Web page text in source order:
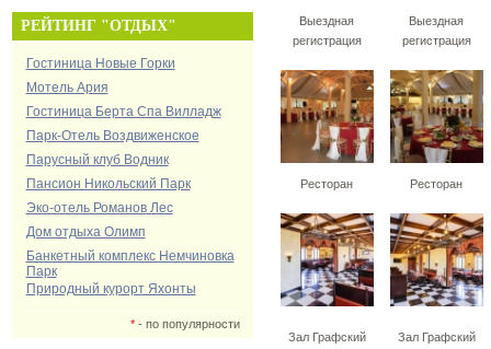
РЕЙТИНГ "ОТДЫХ"
Гостиница Новые Горки
Мотель Ария
Гостиница Берта Спа Вилладж
Парк-Отель Воздвиженское
Парусный клуб Водник
Пансион Никольский Парк
Эко-отель Романов Лес
Дом отдыха Олимп
Банкетный комплекс Немчиновка
Парк
Природный курорт Яхонты
*- по популярности
Выездная
регистрация
Выездная
регистрация
Ресторан Ресторан
Зал Графский Зал Графский